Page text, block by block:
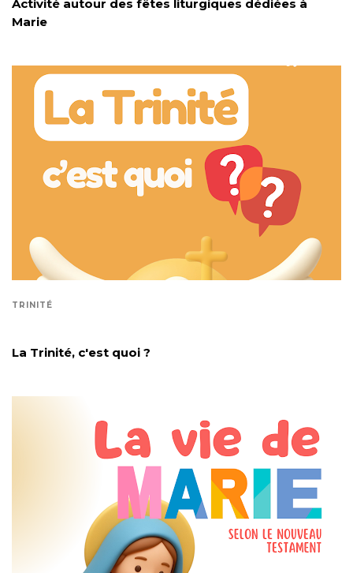
Activité autour des fêtes liturgiques dédiées à
Marie
TRINITÉ
La Trinité, c'est quoi ?